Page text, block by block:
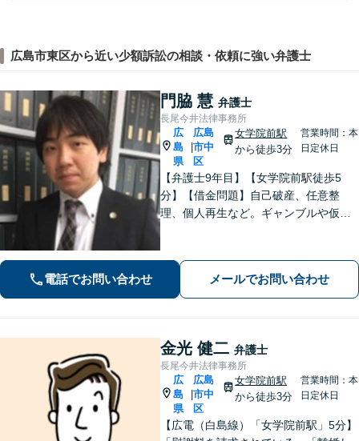
広島市東区から近い少額訴訟の相談・依頼に強い弁護士
門脇 慧 弁護士
長尾今井法律事務所
広
島
県
広島
市中
区
女学院前駅
から徒歩3分
営業時間：本
日定休日
【弁護士9年目】【女学院前駅徒歩5
分】【借金問題】自己破産、任意整
理、個人再生など。ギャンブルや仮想
などご相談ください【夜間土日祝相談
可】【初回相談無料】【Zoom面談可】
電話でお問い合わせ メールでお問い合わせ
金光 健二 弁護士
長尾今井法律事務所
広
島
県
広島
市中
区
女学院前駅
から徒歩3分
営業時間：本
日定休日
【広電（白島線）「女学院前駅」5分】